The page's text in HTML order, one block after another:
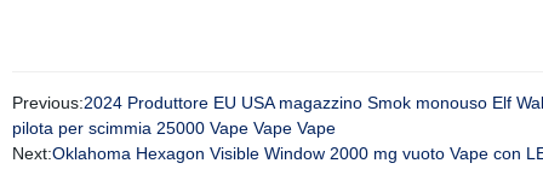
Previous:2024 Produttore EU USA magazzino Smok monouso Elf
pilota per scimmia 25000 Vape Vape Vape
Next:Oklahoma Hexagon Visible Window 2000 mg vuoto Vape con